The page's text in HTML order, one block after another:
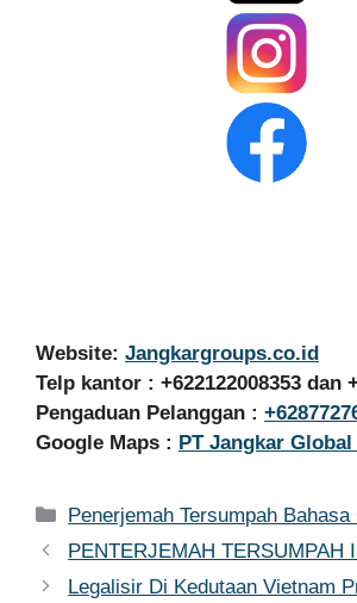
Website: Jangkargroups.co.id
Telp kantor : +622122008353 dan
Pengaduan Pelanggan :
Google Maps : PT Jangkar
Kategori
Penerjemah Tersumpah Bahasa
PENTERJEMAH TERSUMPAH
Legalisir Di Kedutaan Vietnam